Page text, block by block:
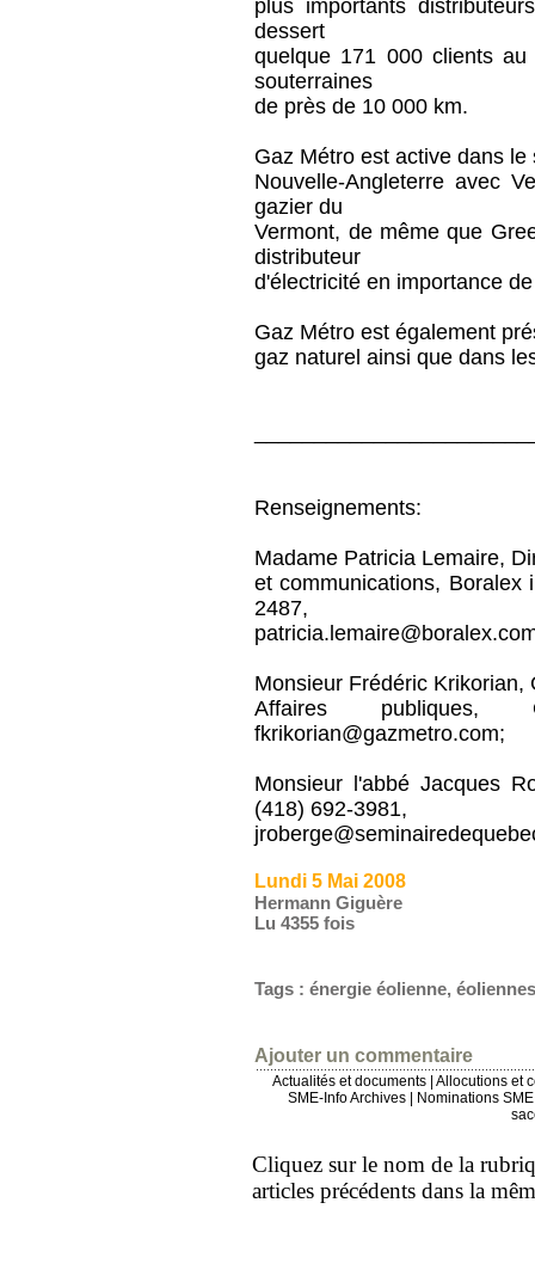
plus importants
dessert
quelque 171 000 clients
souterraines
de près de 10 000 km.
Gaz Métro est active dans
Nouvelle-Angleterre avec
gazier du
Vermont, de même que
distributeur
d'électricité en importance
Gaz Métro est également
gaz naturel ainsi que dans
Renseignements:
Madame Patricia Lemaire,
et communications, Boralex
2487,
Monsieur Frédéric Krikorian,
Affaires
fkrikorian@gazmetro.com;
Monsieur l'abbé Jacques
(418) 692-3981,
Lundi 5 Mai 2008
Hermann Giguère
Lu 4355 fois
Tags :énergie éolienne,
Ajouter un commentaire
Actualités et documents
Allocutions et
SME-Info Archives
Nominations
Cliquez sur le nom de la
articles précédents dans la